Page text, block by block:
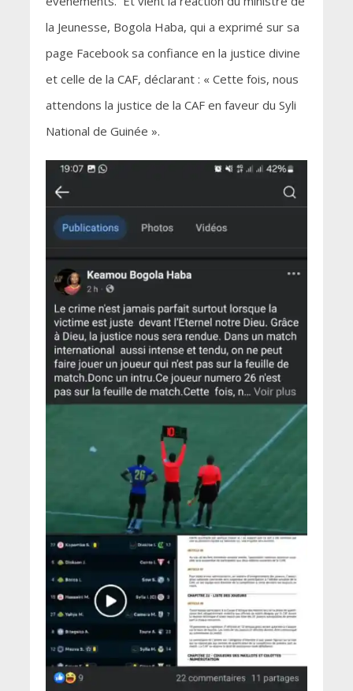
la Jeunesse, Bogola Haba, qui a exprimé sur sa
page Facebook sa confiance en la justice divine
et celle de la CAF, déclarant : « Cette fois, nous
attendons la justice de la CAF en faveur du Syli
National de Guinée ».